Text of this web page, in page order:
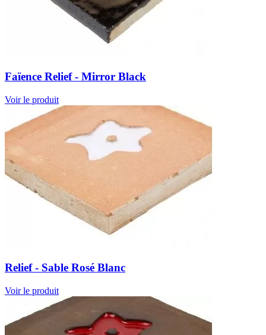
Faïence Relief - Mirror Black
Voir le produit
Relief - Sable Rosé Blanc
Voir le produit